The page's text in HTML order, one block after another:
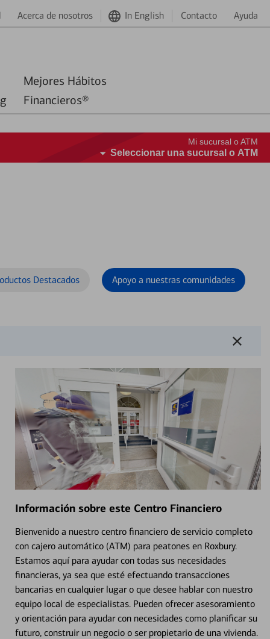
Acerca de nosotros In English Contacto Ayuda
Mejores Hábitos
Financieros®
Mi sucursal o ATM
Seleccionar una sucursal o ATM
Destacados Apoyo a nuestras comunidades
Información sobre este Centro Financiero
Bienvenido a nuestro centro financiero de servicio completo
con cajero automático (ATM) para peatones en Roxbury.
Estamos aquí para ayudar con todas sus necesidades
financieras, ya sea que esté efectuando transacciones
bancarias en cualquier lugar o que desee hablar con nuestro
equipo local de especialistas. Pueden ofrecer asesoramiento
y orientación para ayudar con necesidades como planificar su
futuro, construir un negocio o ser propietario de una vivienda.